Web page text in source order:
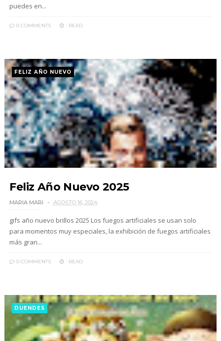
puedes en...
0 COMMENTS READ
FELIZ AÑO NUEVO
Feliz Año Nuevo 2025
MARIA MARI AGOSTO 16, 2024
gifs año nuevo brillos 2025 Los fuegos artificiales se usan solo
para momentos muy especiales, la exhibición de fuegos artificiales
más gran...
0 COMMENTS READ
DUENDES